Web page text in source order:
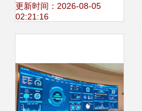
动力新科等11家亏
更新时间：2026-08-05
02:21:16